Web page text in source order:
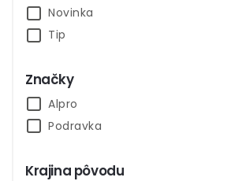
Novinka
Tip
Značky
Alpro
Podravka
Krajina pôvodu